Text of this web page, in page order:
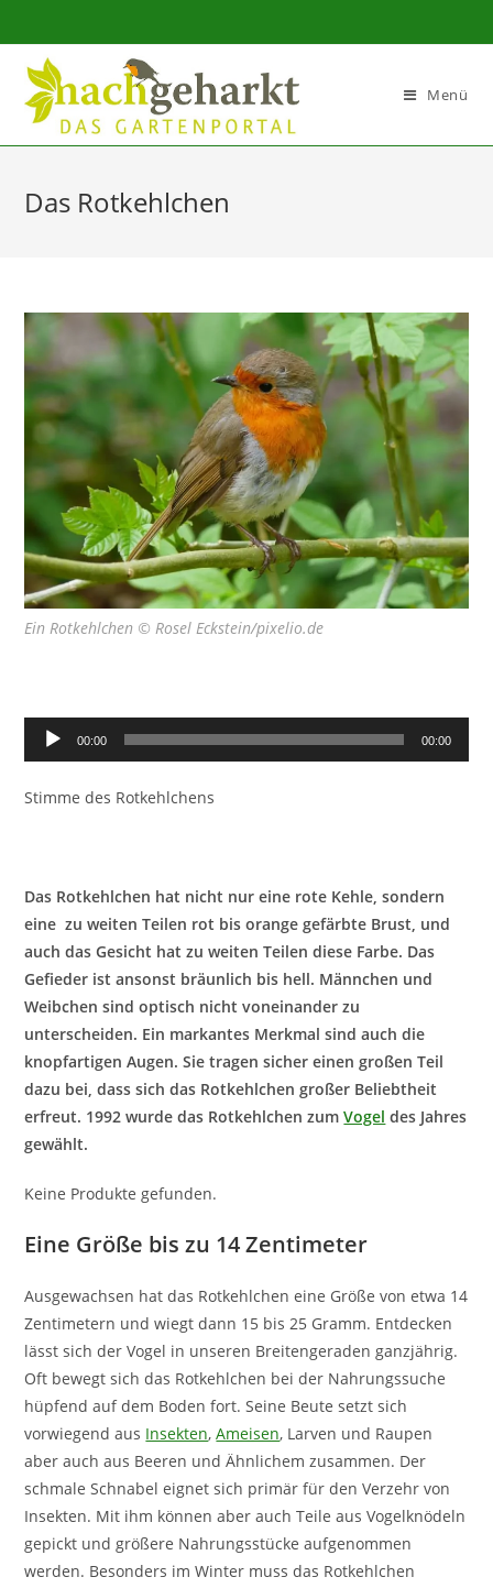
Sidebar-
Inhalt
Menü
Das Rotkehlchen
Ein Rotkehlchen © Rosel Eckstein/pixelio.de
Audio-
Player
00:00 00:00
Stimme des Rotkehlchens
Das Rotkehlchen hat nicht nur eine rote Kehle, sondern
eine zu weiten Teilen rot bis orange gefärbte Brust, und
auch das Gesicht hat zu weiten Teilen diese Farbe. Das
Gefieder ist ansonst bräunlich bis hell. Männchen und
Weibchen sind optisch nicht voneinander zu
unterscheiden. Ein markantes Merkmal sind auch die
knopfartigen Augen. Sie tragen sicher einen großen Teil
dazu bei, dass sich das Rotkehlchen großer Beliebtheit
erfreut. 1992 wurde das Rotkehlchen zumVogel des Jahres
gewählt.
Keine Produkte gefunden.
Eine Größe bis zu 14 Zentimeter
Ausgewachsen hat das Rotkehlchen eine Größe von etwa 14
Zentimetern und wiegt dann 15 bis 25 Gramm. Entdecken
lässt sich der Vogel in unseren Breitengeraden ganzjährig.
Oft bewegt sich das Rotkehlchen bei der Nahrungssuche
hüpfend auf dem Boden fort. Seine Beute setzt sich
vorwiegend aus Insekten,Ameisen, Larven und Raupen
aber auch aus Beeren und Ähnlichem zusammen. Der
schmale Schnabel eignet sich primär für den Verzehr von
Insekten. Mit ihm können aber auch Teile aus Vogelknödeln
gepickt und größere Nahrungsstücke aufgenommen
werden. Besonders im Winter muss das Rotkehlchen